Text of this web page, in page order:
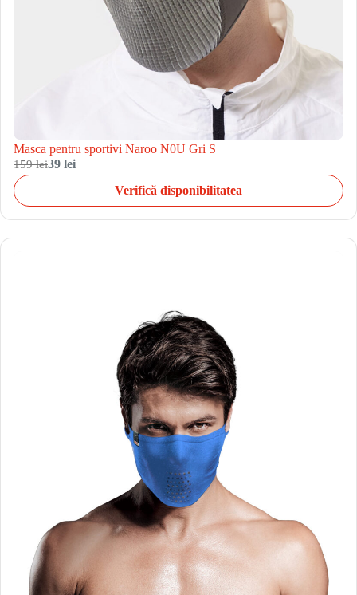
Masca pentru sportivi Naroo N0U Gri S
159 lei39 lei
Verifică disponibilitatea